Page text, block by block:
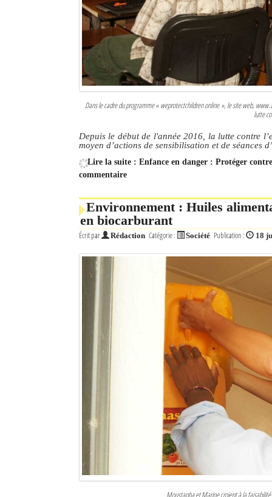
Dans le cadre du programme « weprotectchildren online », le site web,
lutte
Depuis le début de l'année 2016, la lutte contre
moyen d’actions de sensibilisation et de séances
Lire la suite : Enfance en danger : Protéger
commentaire
Environnement : Huiles
en biocarburant
Écrit par Rédaction Catégorie : Société Publication : 18
Moustapha et Marine croient à la faisabilité